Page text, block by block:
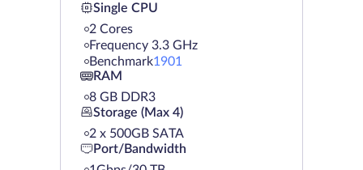
Single CPU
2 Cores
Frequency 3.3 GHz
Benchmark1901
RAM
8 GB DDR3
Storage (Max 4)
2 х 500GB SATA
Port/Bandwidth